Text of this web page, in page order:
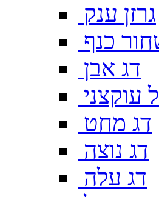
גרזן ענק
כנף
דג אבן
עוקצני
דג מחט
דג נוצה
דג עלה